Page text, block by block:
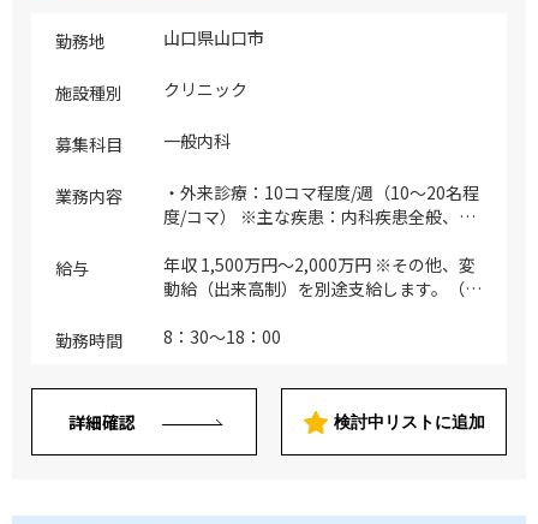
勤務地 山口県山口市
施設種別 クリニック
募集科目 一般内科
業務内容
・外来診療：10コマ程度/週（10～20名程
度/コマ） ※主な疾患：内科疾患全般、健
給与
年収 1,500万円～2,000万円 ※その他、変
動給（出来高制）を別途支給します。（オ
験とご実績に応じて相談の上、決定いたし
勤務時間 8：30～18：00
詳細確認 検討中リストに追加